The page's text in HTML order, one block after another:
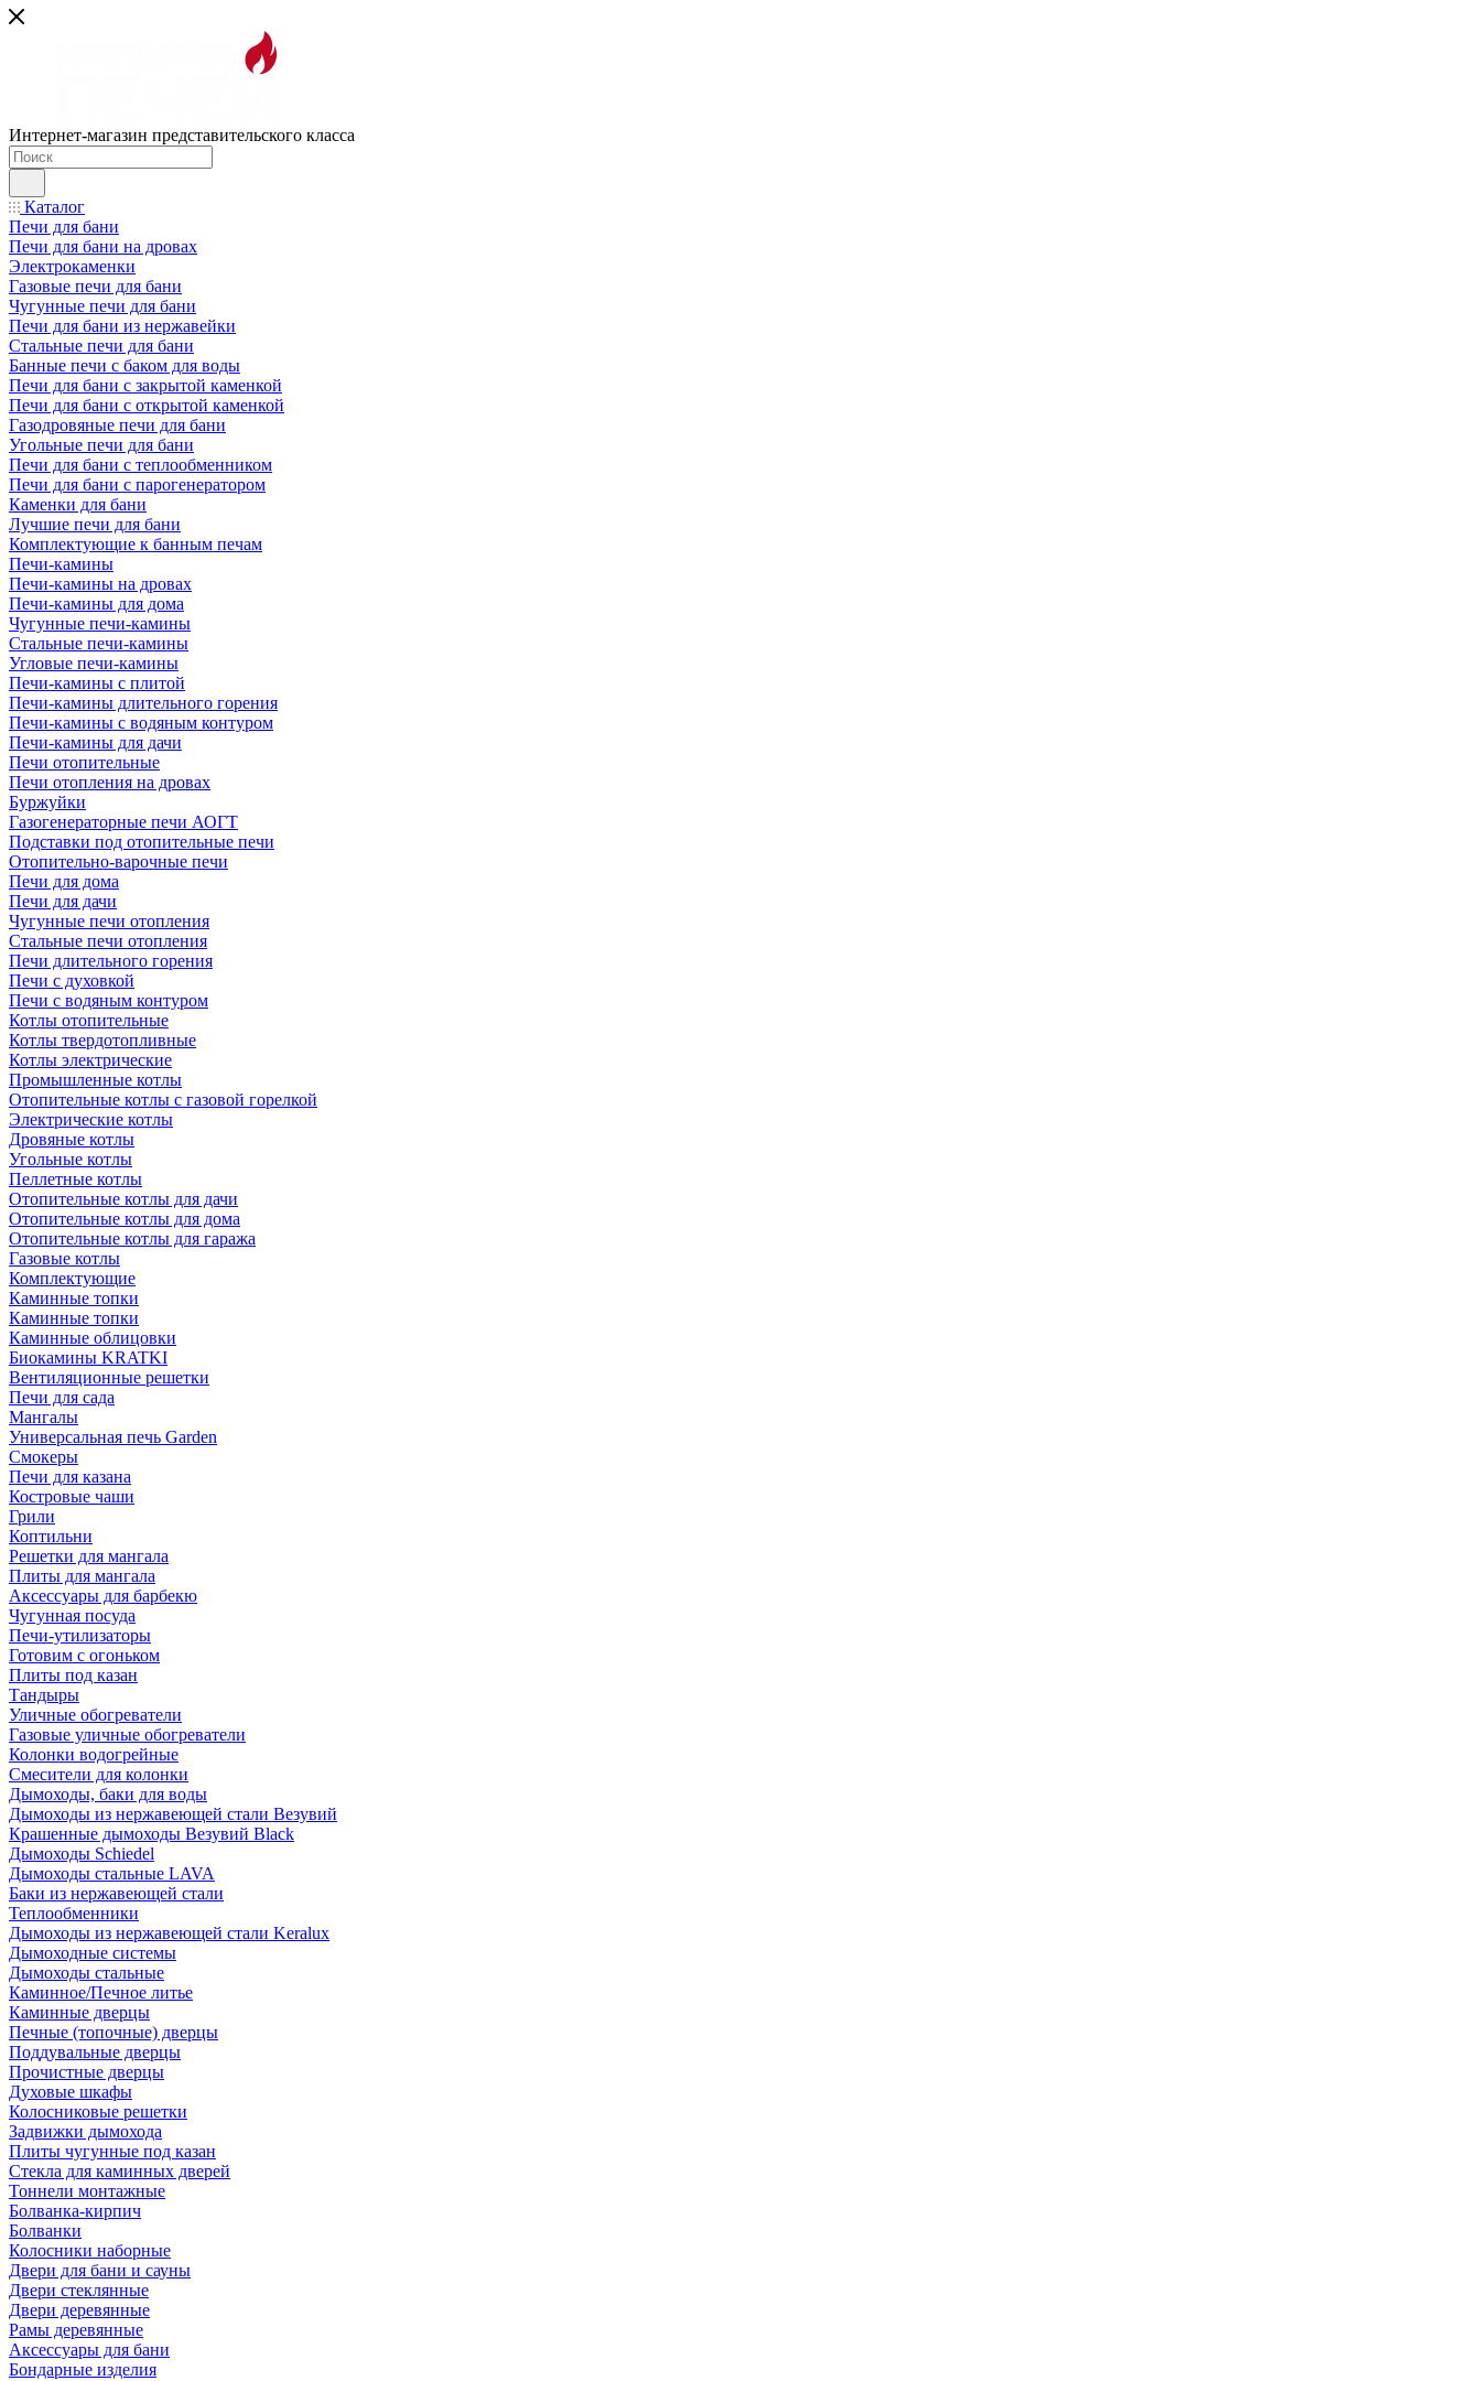
Интернет-магазин представительского класса
Каталог
Печи для бани
Печи для бани на дровах
Электрокаменки
Газовые печи для бани
Чугунные печи для бани
Печи для бани из нержавейки
Стальные печи для бани
Банные печи с баком для воды
Печи для бани с закрытой каменкой
Печи для бани с открытой каменкой
Газодровяные печи для бани
Угольные печи для бани
Печи для бани с теплообменником
Печи для бани с парогенератором
Каменки для бани
Лучшие печи для бани
Комплектующие к банным печам
Печи-камины
Печи-камины на дровах
Печи-камины для дома
Чугунные печи-камины
Стальные печи-камины
Угловые печи-камины
Печи-камины с плитой
Печи-камины длительного горения
Печи-камины с водяным контуром
Печи-камины для дачи
Печи отопительные
Печи отопления на дровах
Буржуйки
Газогенераторные печи АОГТ
Подставки под отопительные печи
Отопительно-варочные печи
Печи для дома
Печи для дачи
Чугунные печи отопления
Стальные печи отопления
Печи длительного горения
Печи с духовкой
Печи с водяным контуром
Котлы отопительные
Котлы твердотопливные
Котлы электрические
Промышленные котлы
Отопительные котлы с газовой горелкой
Электрические котлы
Дровяные котлы
Угольные котлы
Пеллетные котлы
Отопительные котлы для дачи
Отопительные котлы для дома
Отопительные котлы для гаража
Газовые котлы
Комплектующие
Каминные топки
Каминные топки
Каминные облицовки
Биокамины KRATKI
Вентиляционные решетки
Печи для сада
Мангалы
Универсальная печь Garden
Смокеры
Печи для казана
Костровые чаши
Грили
Коптильни
Решетки для мангала
Плиты для мангала
Аксессуары для барбекю
Чугунная посуда
Печи-утилизаторы
Готовим с огоньком
Плиты под казан
Тандыры
Уличные обогреватели
Газовые уличные обогреватели
Колонки водогрейные
Смесители для колонки
Дымоходы, баки для воды
Дымоходы из нержавеющей стали Везувий
Крашенные дымоходы Везувий Black
Дымоходы Schiedel
Дымоходы стальные LAVA
Баки из нержавеющей стали
Теплообменники
Дымоходы из нержавеющей стали Keralux
Дымоходные системы
Дымоходы стальные
Каминное/Печное литье
Каминные дверцы
Печные (топочные) дверцы
Поддувальные дверцы
Прочистные дверцы
Духовые шкафы
Колосниковые решетки
Задвижки дымохода
Плиты чугунные под казан
Стекла для каминных дверей
Тоннели монтажные
Болванка-кирпич
Болванки
Колосники наборные
Двери для бани и сауны
Двери стеклянные
Двери деревянные
Рамы деревянные
Аксессуары для бани
Бондарные изделия